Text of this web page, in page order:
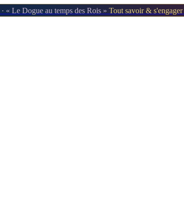
· « Le Dogue au temps des Rois » Tout savoir &